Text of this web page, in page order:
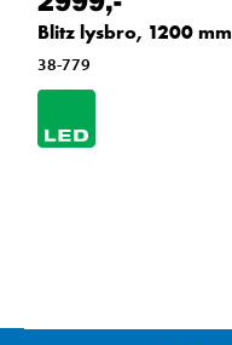
Blitz lysbro, 1200 mm
38-779